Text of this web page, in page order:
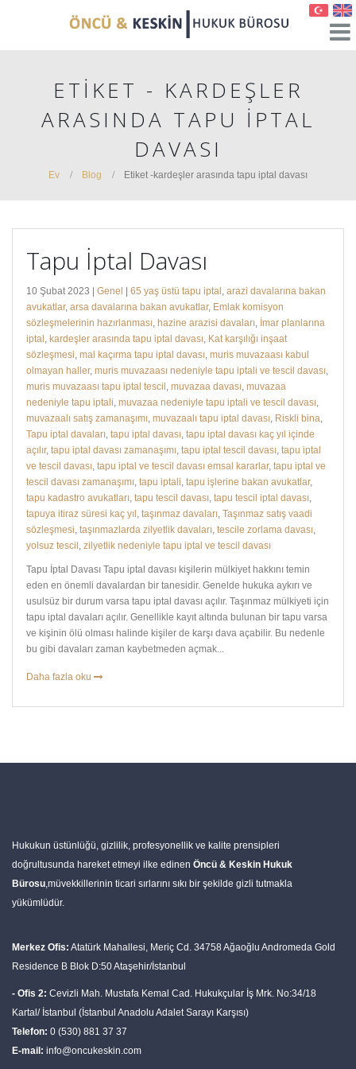
ETIKET - KARDEŞLER
ARASINDA TAPU IPTAL
DAVASI
Ev Blog Etiket -kardeşler arasında tapu iptal davası
Tapu İptal Davası
10 Şubat 2023 | Genel | 65 yaş üstü tapu iptal arazi davalarına bakan
avukatlar, arsa davalarına bakan avukatlar, Emlak komisyon
sözleşmelerinin hazırlanması hazine arazisi davaları İmar planlarına
iptal kardeşler arasında tapu iptal davası Kat karşılığı inşaat
sözleşmesi mal kaçırma tapu iptal davası muris muvazaası kabul
olmayan haller, muris muvazaası nedeniyle tapu iptali ve tescil davası
muris muvazaası tapu iptal tescil muvazaa davası muvazaa
nedeniyle tapu iptali muvazaa nedeniyle tapu iptali ve tescil davası
muvazaalı satış zamanaşımı muvazaalı tapu iptal davası Riskli bina
Tapu iptal davaları tapu iptal davası tapu iptal davası kaç yıl içinde
açılır, tapu iptal davası zamanaşımı tapu iptal tescil davası tapu iptal
ve tescil davası tapu iptal ve tescil davası emsal kararlar, tapu iptal ve
tescil davası zamanaşımı tapu iptali tapu işlerine bakan avukatlar,
tapu kadastro avukatları tapu tescil davası tapu tescil iptal davası
tapuya itiraz süresi kaç yıl taşınmaz davaları Taşınmaz satış vaadi
sözleşmesi taşınmazlarda zilyetlik davaları tescile zorlama davası
yolsuz tescil zilyetlik nedeniyle tapu iptal ve tescil davası
Tapu İptal Davası Tapu iptal davası kişilerin mülkiyet hakkını temin
eden en önemli davalardan bir tanesidir. Genelde hukuka aykırı ve
usulsüz bir durum varsa tapu iptal davası açılır. Taşınmaz mülkiyeti için
tapu iptal davaları açılır. Genellikle kayıt altında bulunan bir tapu varsa
ve kişinin ölü olması halinde kişiler de karşı dava açabilir. Bu nedenle
bu gibi davaları zaman kaybetmeden açmak...
Daha fazla oku
Hukukun üstünlüğü, gizlilik, profesyonellik ve kalite prensipleri
doğrultusunda hareket etmeyi ilke edinen Öncü & Keskin Hukuk
Bürosu ,müvekkillerinin ticari sırlarını sıkı bir şekilde gizli tutmakla
yükümlüdür.
Merkez Ofis: Atatürk Mahallesi, Meriç Cd. 34758 Ağaoğlu Andromeda Gold
Residence B Blok D:50 Ataşehir/İstanbul
- Ofis 2: Cevizli Mah. Mustafa Kemal Cad. Hukukçular İş Mrk. No:34/18
Kartal/ İstanbul (İstanbul Anadolu Adalet Sarayı Karşısı)
Telefon: 0 (530) 881 37 37
E-mail: info@oncukeskin.com